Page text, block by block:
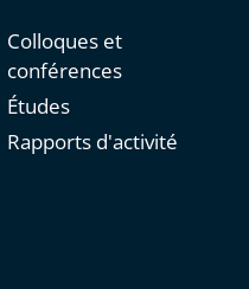
Colloques et
conférences
Études
Rapports d'activité